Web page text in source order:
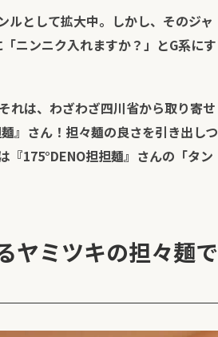
ルとして拡大中。しかし、そのジャ
ニンニク入れますか？」とG系にす
れは、わざわざ四川省から取り寄せ
』さん！担々麺の良さを引き出しつ
『175°DENO担担麺』さんの「タン
ヤミツキの担々麺で